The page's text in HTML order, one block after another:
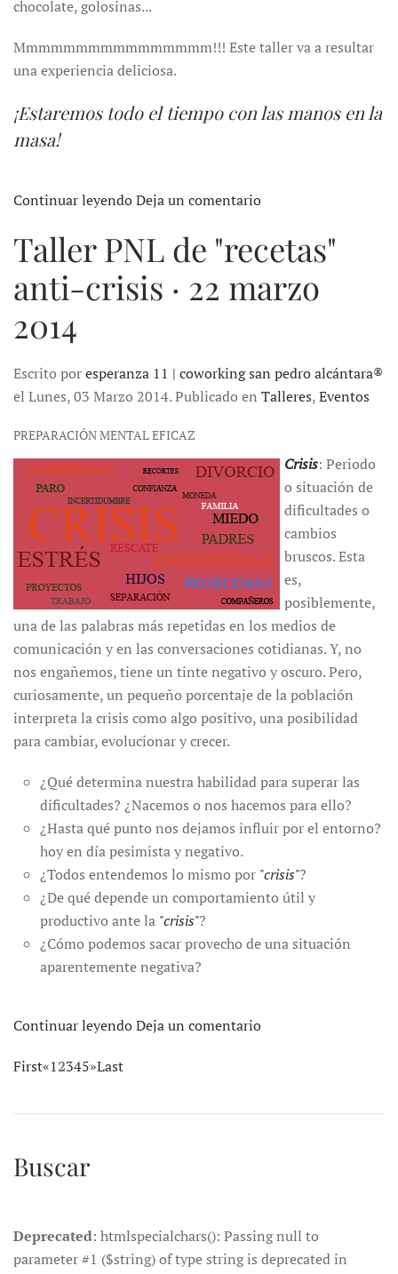
chocolate, golosinas...
Mmmmmmmmmmmmmmmm!!! Este taller va a resultar
una experiencia deliciosa.
¡Estaremos todo el tiempo con las manos en la
masa!
Continuar leyendoDeja un comentario
Taller PNL de "recetas"
anti-crisis · 22 marzo
2014
Escrito poresperanza 11 | coworking san pedro alcántara®
el Lunes, 03 Marzo 2014. Publicado en Talleres,Eventos
PREPARACIÓN MENTAL EFICAZ
Crisis: Periodo
o situación de
dificultades o
cambios
bruscos. Esta
es,
posiblemente,
una de las palabras más repetidas en los medios de
comunicación y en las conversaciones cotidianas. Y, no
nos engañemos, tiene un tinte negativo y oscuro. Pero,
curiosamente, un pequeño porcentaje de la población
interpreta la crisis como algo positivo, una posibilidad
para cambiar, evolucionar y crecer.
¿Qué determina nuestra habilidad para superar las
dificultades? ¿Nacemos o nos hacemos para ello?
¿Hasta qué punto nos dejamos influir por el entorno?
hoy en día pesimista y negativo.
¿Todos entendemos lo mismo por "crisis"?
¿De qué depende un comportamiento útil y
productivo ante la "crisis"?
¿Cómo podemos sacar provecho de una situación
aparentemente negativa?
Continuar leyendoDeja un comentario
First«12345»Last
Buscar
Deprecated: htmlspecialchars(): Passing null to
parameter #1 ($string) of type string is deprecated in